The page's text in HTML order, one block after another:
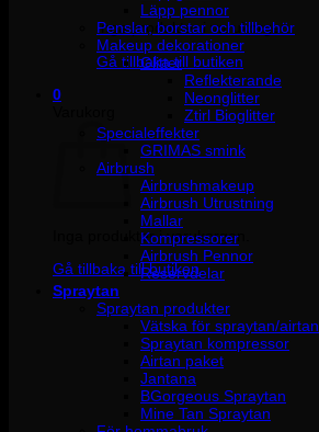
Inga produkter i varukorgen.
Gå tillbaka till butiken
0
Inga produkter i varukorgen.
Gå tillbaka till butiken
Läpp pennor
Penslar, borstar och tillbehör
Makeup dekorationer
Glitter
Reflekterande
Neonglitter
Ztirl Bioglitter
Specialeffekter
GRIMAS smink
Airbrush
Airbrushmakeup
Airbrush Utrustning
Mallar
Kompressorer
Airbrush Pennor
Reservdelar
Spraytan
Spraytan produkter
Vätska för spraytan/airtan
Spraytan kompressor
Airtan paket
Jantana
BGorgeous Spraytan
Mine Tan Spraytan